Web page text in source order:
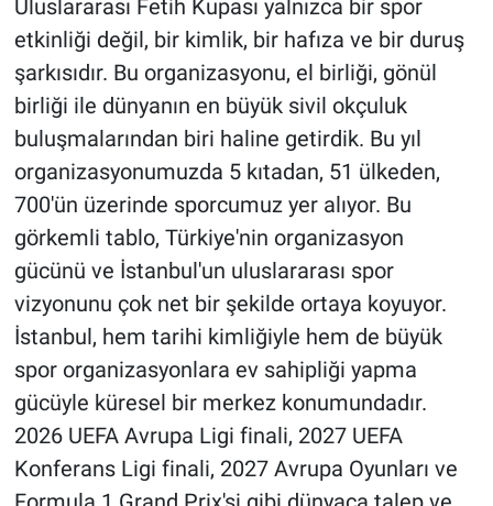
Uluslararası Fetih Kupası yalnızca bir spor
etkinliği değil, bir kimlik, bir hafıza ve bir duruş
şarkısıdır. Bu organizasyonu, el birliği, gönül
birliği ile dünyanın en büyük sivil okçuluk
buluşmalarından biri haline getirdik. Bu yıl
organizasyonumuzda 5 kıtadan, 51 ülkeden,
700'ün üzerinde sporcumuz yer alıyor. Bu
görkemli tablo, Türkiye'nin organizasyon
gücünü ve İstanbul'un uluslararası spor
vizyonunu çok net bir şekilde ortaya koyuyor.
İstanbul, hem tarihi kimliğiyle hem de büyük
spor organizasyonlara ev sahipliği yapma
gücüyle küresel bir merkez konumundadır.
2026 UEFA Avrupa Ligi finali, 2027 UEFA
Konferans Ligi finali, 2027 Avrupa Oyunları ve